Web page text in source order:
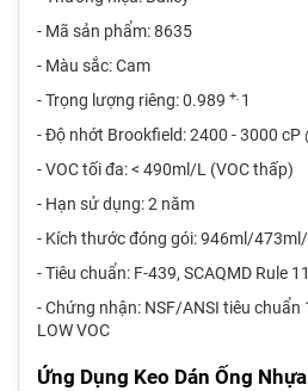
- Mã sản phẩm: 8635
- Màu sắc: Cam
- Trọng lượng riêng: 0.989 +- 1
- Độ nhớt Brookfield: 2400 - 3000 cP
- VOC tối đa: < 490ml/L (VOC thấp)
- Hạn sử dụng: 2 năm
- Kích thước đóng gói: 946ml/
- Tiêu chuẩn: F-439, SCAQMD Rule
- Chứng nhận: NSF/ANSI tiêu chuẩn
LOW VOC
Ứng Dụng Keo Dán Ống